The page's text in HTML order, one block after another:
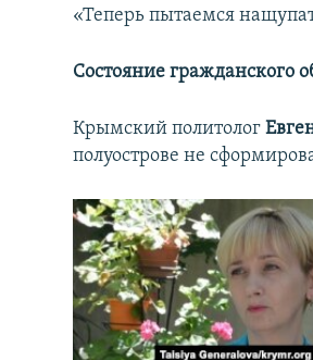
«Теперь пытаемся
Состояние гражданского
Крымский политолог
полуострове не